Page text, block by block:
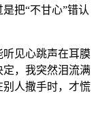
把“不甘心”错认
见心跳声在耳膜
，我突然泪流满
人撒手时，才慌